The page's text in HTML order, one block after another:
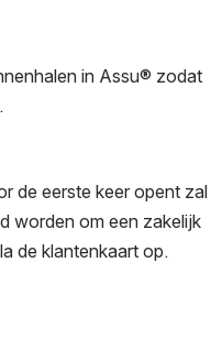
in Assu® zodat
de eerste keer opent zal
worden om een zakelijk
de klantenkaart op.